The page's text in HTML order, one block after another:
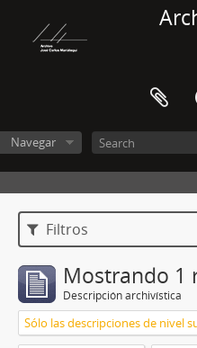
Navegar
Filtros
Mostrando 1
Descripción archivística
Sólo las descripciones de nivel